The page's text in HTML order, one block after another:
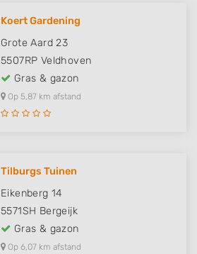
Koert Gardening
Grote Aard 23
5507RP Veldhoven
Gras & gazon
Op 5,87 km afstand
Tilburgs Tuinen
Eikenberg 14
5571SH Bergeijk
Gras & gazon
Op 6,07 km afstand